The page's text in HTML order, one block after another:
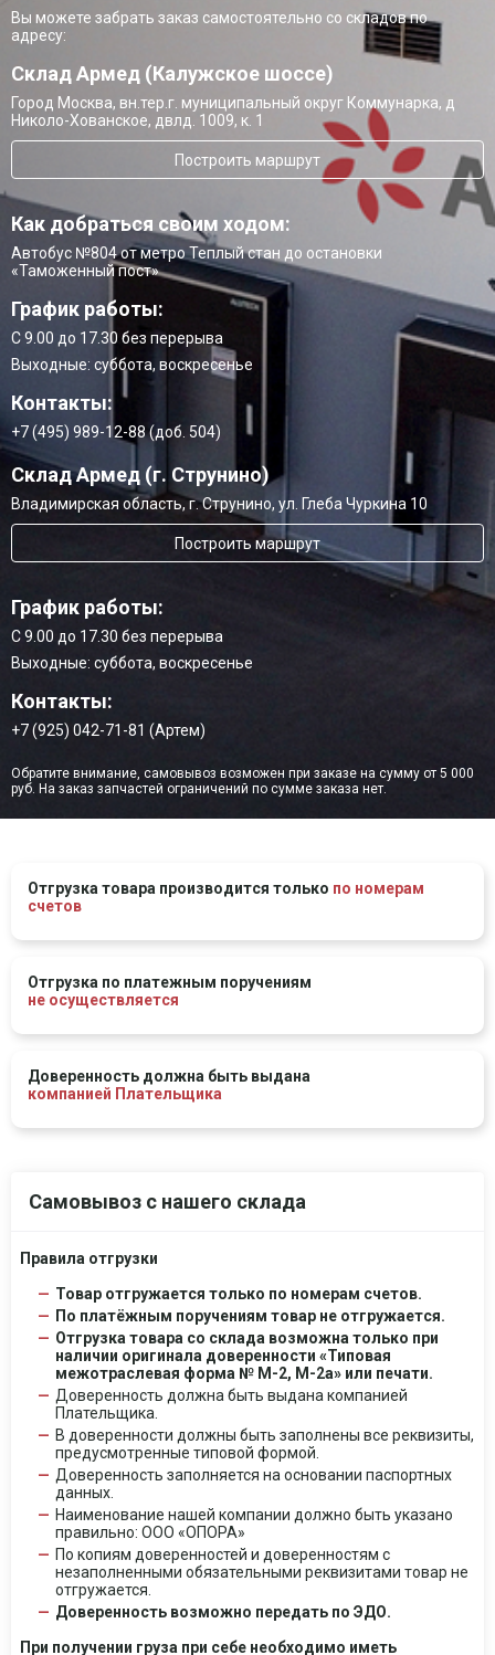
Вы можете забрать заказ самостоятельно со складов по
адресу:
Склад Армед (Калужское шоссе)
Город Москва, вн.тер.г. муниципальный округ Коммунарка, д
Николо-Хованское, двлд. 1009, к. 1
Построить маршрут
Как добраться своим ходом:
Автобус №804 от метро Теплый стан до остановки
«Таможенный пост»
График работы:
С 9.00 до 17.30 без перерыва
Выходные: суббота, воскресенье
Контакты:
+7 (495) 989-12-88 (доб. 504)
Склад Армед (г. Струнино)
Владимирская область, г. Струнино, ул. Глеба Чуркина 10
Построить маршрут
График работы:
С 9.00 до 17.30 без перерыва
Выходные: суббота, воскресенье
Контакты:
+7 (925) 042-71-81 (Артем)
Обратите внимание, самовывоз возможен при заказе на сумму от 5 000
руб. На заказ запчастей ограничений по сумме заказа нет.
Отгрузка товара производится только по номерам
счетов
Отгрузка по платежным поручениям
не осуществляется
Доверенность должна быть выдана
компанией Плательщика
Самовывоз с нашего склада
Правила отгрузки
Товар отгружается только по номерам счетов.
По платёжным поручениям товар не отгружается.
Отгрузка товара со склада возможна только при
наличии оригинала доверенности «Типовая
межотраслевая форма № М-2, М-2а» или печати.
Доверенность должна быть выдана компанией
Плательщика.
В доверенности должны быть заполнены все реквизиты,
предусмотренные типовой формой.
Доверенность заполняется на основании паспортных
данных.
Наименование нашей компании должно быть указано
правильно: ООО «ОПОРА»
По копиям доверенностей и доверенностям с
незаполненными обязательными реквизитами товар не
отгружается.
Доверенность возможно передать по ЭДО.
При получении груза при себе необходимо иметь